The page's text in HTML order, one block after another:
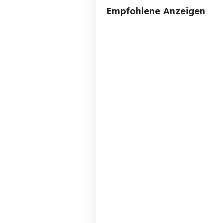
Empfohlene Anzeigen